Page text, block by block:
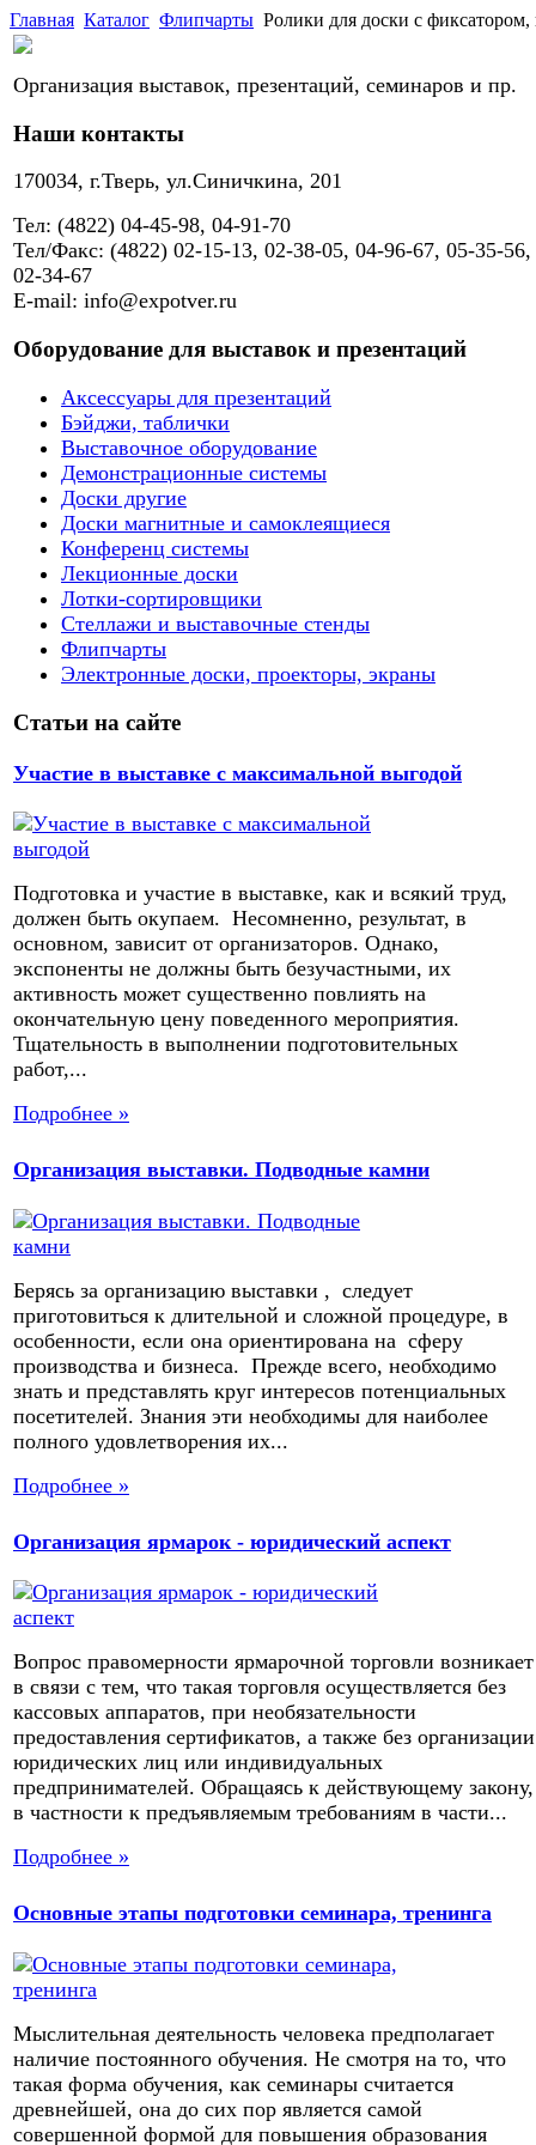
Главная Каталог Флипчарты Ролики для доски с
Организация выставок, презентаций, семинаров и пр.
Наши контакты
170034, г.Тверь, ул.Синичкина, 201
Тел: (4822) 04-45-98, 04-91-70
Тел/Факс: (4822) 02-15-13, 02-38-05, 04-96-67, 05-35-56,
02-34-67
E-mail: info@expotver.ru
Оборудование для выставок и презентаций
Аксессуары для презентаций
Бэйджи, таблички
Выставочное оборудование
Демонстрационные системы
Доски другие
Доски магнитные и самоклеящиеся
Конференц системы
Лекционные доски
Лотки-сортировщики
Стеллажи и выставочные стенды
Флипчарты
Электронные доски, проекторы, экраны
Статьи на сайте
Участие в выставке с максимальной выгодой
Подготовка и участие в выставке, как и всякий труд,
должен быть окупаем. Несомненно, результат, в
основном, зависит от организаторов. Однако,
экспоненты не должны быть безучастными, их
активность может существенно повлиять на
окончательную цену поведенного мероприятия.
Тщательность в выполнении подготовительных
работ,...
Подробнее »
Организация выставки. Подводные камни
Берясь за организацию выставки , следует
приготовиться к длительной и сложной процедуре, в
особенности, если она ориентирована на сферу
производства и бизнеса. Прежде всего, необходимо
знать и представлять круг интересов потенциальных
посетителей. Знания эти необходимы для наиболее
полного удовлетворения их...
Подробнее »
Организация ярмарок - юридический аспект
Вопрос правомерности ярмарочной торговли возникает
в связи с тем, что такая торговля осуществляется без
кассовых аппаратов, при необязательности
предоставления сертификатов, а также без организации
юридических лиц или индивидуальных
предпринимателей. Обращаясь к действующему закону,
в частности к предъявляемым требованиям в части...
Подробнее »
Основные этапы подготовки семинара, тренинга
Мыслительная деятельность человека предполагает
наличие постоянного обучения. Не смотря на то, что
такая форма обучения, как семинары считается
древнейшей, она до сих пор является самой
совершенной формой для повышения образования